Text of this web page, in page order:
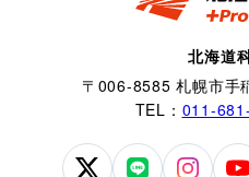
北海道
〒006-8585 札幌市手
TEL： 011-